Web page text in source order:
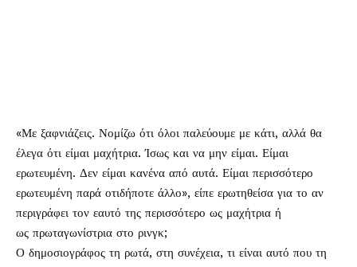
«Με ξαφνιάζεις. Νομίζω ότι όλοι παλεύουμε με κάτι, αλλά θα
έλεγα ότι είμαι μαχήτρια. Ίσως και να μην είμαι. Είμαι
ερωτευμένη. Δεν είμαι κανένα από αυτά. Είμαι περισσότερο
ερωτευμένη παρά οτιδήποτε άλλο», είπε ερωτηθείσα για το αν
περιγράφει τον εαυτό της περισσότερο ως μαχήτρια ή
ως πρωταγωνίστρια στο ρινγκ;
Ο δημοσιογράφος τη ρωτά, στη συνέχεια, τι είναι αυτό που τη